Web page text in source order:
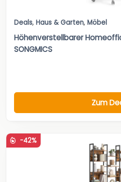
Deals, Haus & Garten, Möbel
Höhenverstellbarer
SONGMICS
Zum
-42%